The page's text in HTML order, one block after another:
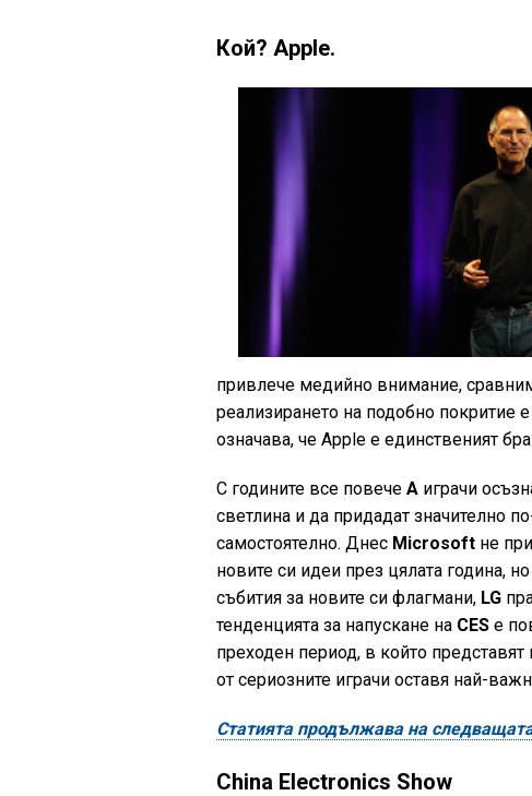
Кой? Apple.
привлече медийно внимание,
реализирането на подобно покритие
означава, че Apple е единственият
С годините все повечеA играчи
светлина и да придадат значително
самостоятелно. Днес Microsoft не
новите си идеи през цялата година,
събития за новите си флагмани, LG
тенденцията за напускане на CES е
преходен период, в който представят
от сериозните играчи оставя най-
Статията продължава на
China Electronics Show